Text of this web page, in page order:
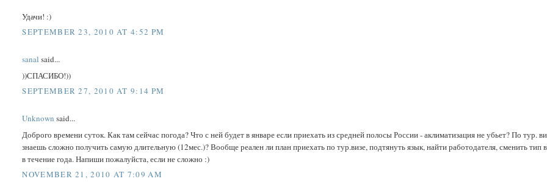
Удачи! :)
SEPTEMBER 23, 2010 AT 4:52 PM
sanal said...
))СПАСИБО!))
SEPTEMBER 27, 2010 AT 9:14 PM
Unknown said...
Доброго времени суток. Как там сейчас погода? Что с ней будет в январе если приехать из средней полосы России - аклиматизация не убьет? По тур.
знаешь сложно получить самую длительную (12мес.)? Вообще реален ли план приехать по тур.визе, подтянуть язык, найти работодателя, сменить тип
в течение года. Напиши пожалуйста, если не сложно :)
NOVEMBER 21, 2010 AT 7:09 AM